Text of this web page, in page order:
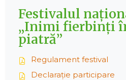
Festivalul
„Inimi fierbinți
piatră”
Regulament festival
Declarație participare